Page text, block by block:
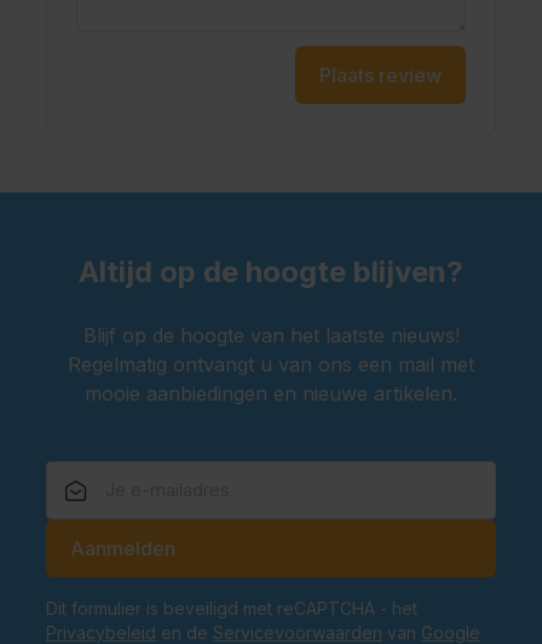
Plaats review
Altijd op de hoogte blijven?
Blijf op de hoogte van het laatste nieuws!
Regelmatig ontvangt u van ons een mail met
mooie aanbiedingen en nieuwe artikelen.
Aanmelden
Dit formulier is beveiligd met reCAPTCHA - het
Privacybeleid en de Servicevoorwaarden van Google